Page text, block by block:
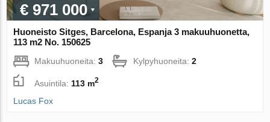
€ 971 000
Huoneisto Sitges, Barcelona, Espanja 3 makuuhuonetta,
113 m2 No. 150625
Makuuhuoneita:3 Kylpyhuoneita:2
Asuintila: 113 m2
Lucas Fox